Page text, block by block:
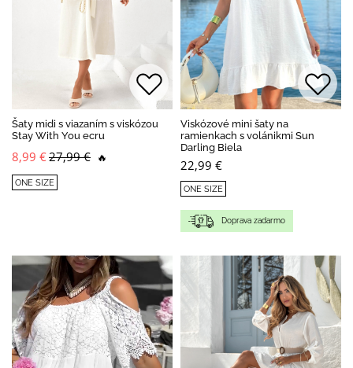
Šaty midi s viazaním s viskózou
Stay With You ecru
8,99 €27,99 € 🔥
ONE SIZE
Viskózové mini šaty na
ramienkach s volánikmi Sun
Darling Biela
22,99 €
ONE SIZE
Doprava zadarmo